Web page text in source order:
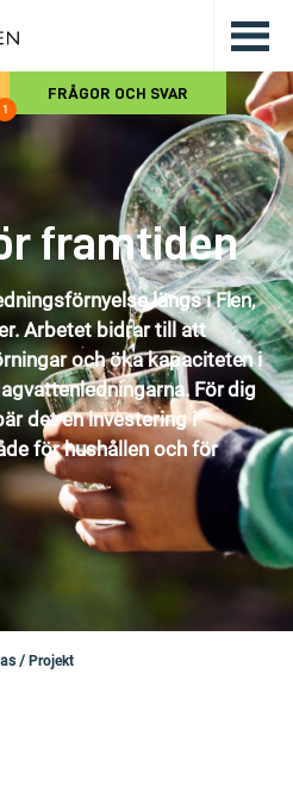
Hoppa till det huvudsakliga
1
FRÅGOR OCH SVAR
framtiden
längs i Flen,
Arbetet bidrar till att
och öka kapaciteten i
För dig
det en investering i
för hushållen och för
/ Projekt